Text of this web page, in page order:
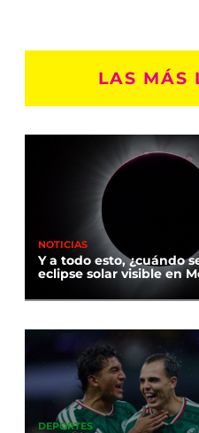
LAS MÁS
NOTICIAS
Y a todo esto, ¿cuándo
eclipse solar visible en
DEPORTES